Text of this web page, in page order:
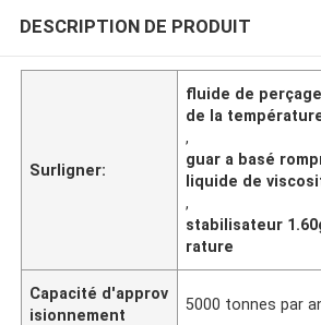
DESCRIPTION DE PRODUIT
Surligner:
fluide de
de la
,
guar a basé
liquide de
,
stabilisateur
rature
Capacité d'approv
isionnement
5000 tonnes par